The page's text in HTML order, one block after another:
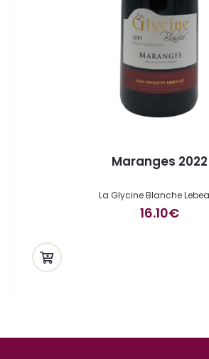
Maranges 2022
La Glycine Blanche
16.10€